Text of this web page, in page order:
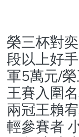
Statistics
榮三杯對
段以上好
軍5萬元/
王賽入圍
兩冠王賴
輕參賽者